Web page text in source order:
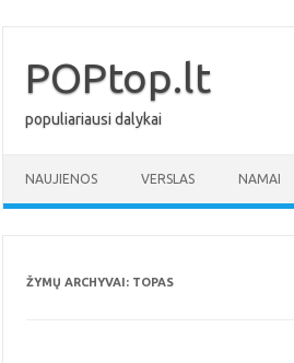
turinioPOPtop.lt
populiariausi dalykai
NAUJIENOS VERSLAS NAMAI
ŽYMŲ ARCHYVAI: TOPAS